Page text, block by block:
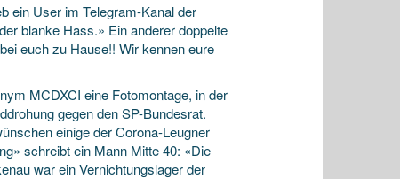
ein User im Telegram-Kanal der
blanke Hass.» Ein anderer doppelte
euch zu Hause!! Wir kennen eure
MCDXCI eine Fotomontage, in der
gegen den SP-Bundesrat.
einige der Corona-Leugner
schreibt ein Mann Mitte 40: «Die
war ein Vernichtungslager der